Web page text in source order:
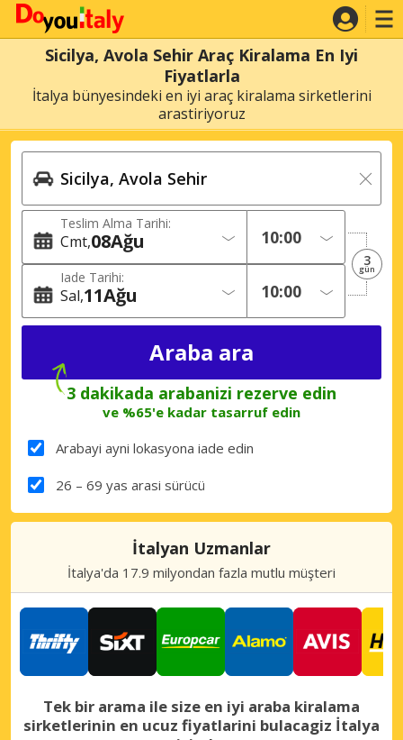
Sicilya, Avola Sehir Araç Kiralama En Iyi
Fiyatlarla
İtalya bünyesindeki en iyi araç kiralama sirketlerini
arastiriyoruz
Teslim Alma Tarihi:
Cmt 08Ağu
Iade Tarihi:
Sal 11Ağu
3
gün
3 dakikada arabanizi rezerve edin
ve %65'e kadar tasarruf edin
Arabayi ayni lokasyona iade edin
26 – 69 yas arasi sürücü
İtalyan Uzmanlar
İtalya'da 17.9 milyondan fazla mutlu müşteri
Tek bir arama ile size en iyi araba kiralama
sirketlerinin en ucuz fiyatlarini bulacagiz İtalya